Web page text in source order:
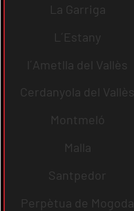
La Garriga
L´Estany
l´Ametlla del Vallès
Cerdanyola del Vallès
Montmeló
Malla
Santpedor
Perpètua de Mogoda